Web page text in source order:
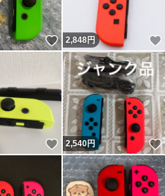
いいね！
2,848円
いいね！
2,540円